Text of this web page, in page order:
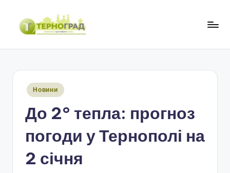
Перейти
Опубліковано
Новини
До 2° тепла: прогноз
погоди у Тернополі на
2 січня